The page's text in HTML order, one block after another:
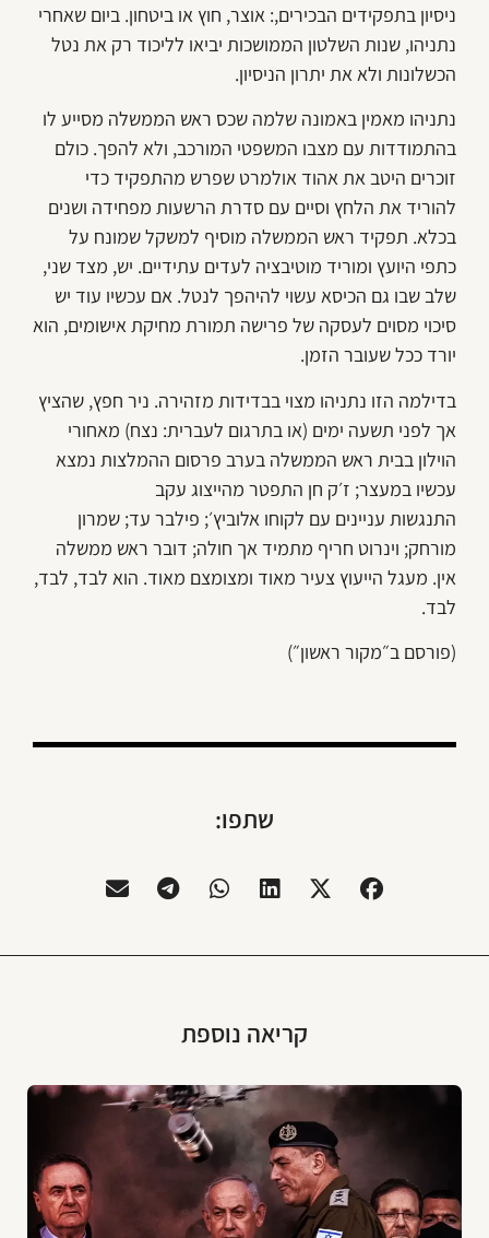
ניסיון בתפקידים הבכירים,: אוצר, חוץ או ביטחון. ביום שאחרי
נתניהו, שנות השלטון הממושכות יביאו לליכוד רק את נטל
הכשלונות ולא את יתרון הניסיון.
נתניהו מאמין באמונה שלמה שכס ראש הממשלה מסייע לו
בהתמודדות עם מצבו המשפטי המורכב, ולא להפך. כולם
זוכרים היטב את אהוד אולמרט שפרש מהתפקיד כדי
להוריד את הלחץ וסיים עם סדרת הרשעות מפחידה ושנים
בכלא. תפקיד ראש הממשלה מוסיף למשקל שמונח על
כתפי היועץ ומוריד מוטיבציה לעדים עתידיים. יש, מצד שני,
שלב שבו גם הכיסא עשוי להיהפך לנטל. אם עכשיו עוד יש
סיכוי מסוים לעסקה של פרישה תמורת מחיקת אישומים, הוא
יורד ככל שעובר הזמן.
בדילמה הזו נתניהו מצוי בבדידות מזהירה. ניר חפץ, שהציץ
אך לפני תשעה ימים (או בתרגום לעברית: נצח) מאחורי
הוילון בבית ראש הממשלה בערב פרסום ההמלצות נמצא
עכשיו במעצר; ז׳ק חן התפטר מהייצוג עקב
התנגשות עניינים עם לקוחו אלוביץ׳; פילבר עד; שמרון
מורחק; וינרוט חריף מתמיד אך חולה; דובר ראש ממשלה
אין. מעגל הייעוץ צעיר מאוד ומצומצם מאוד. הוא לבד, לבד,
לבד.
(פורסם ב״מקור ראשון״)
שתפו:
קריאה נוספת